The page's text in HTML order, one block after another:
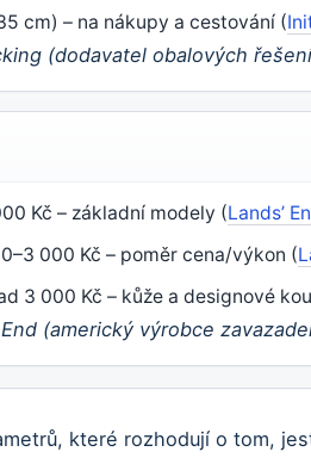
cm) – na nákupy a cestování (
(dodavatel obalových
Kč – základní modely (Lands’
000 Kč – poměr cena/výkon (
3 000 Kč – kůže a designové
End (americký výrobce
které rozhodují o tom,